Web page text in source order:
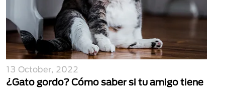
13 October, 2022
¿Gato gordo? Cómo saber si tu amigo tiene